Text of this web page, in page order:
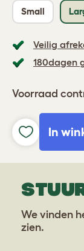
Small
Veilig
180dagen
Voorraad
In
We vinden
zien.